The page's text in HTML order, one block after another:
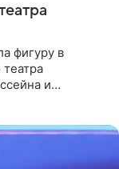
фигуру в
и